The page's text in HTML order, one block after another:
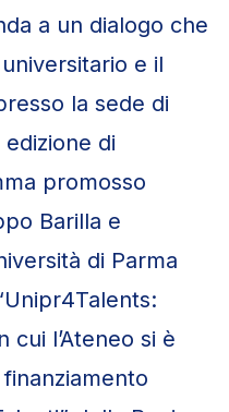
a un dialogo che
e il
la sede di
di
promosso
Barilla e
di Parma
cui l’Ateneo si è